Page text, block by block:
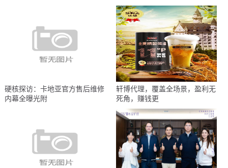
硬核探访：卡地亚官方售后维修
内幕全曝光附
轩博代理，覆盖全场景，盈利无
死角，赚钱更